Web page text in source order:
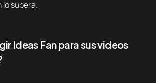
lo supera.
Ideas Fan para sus videos